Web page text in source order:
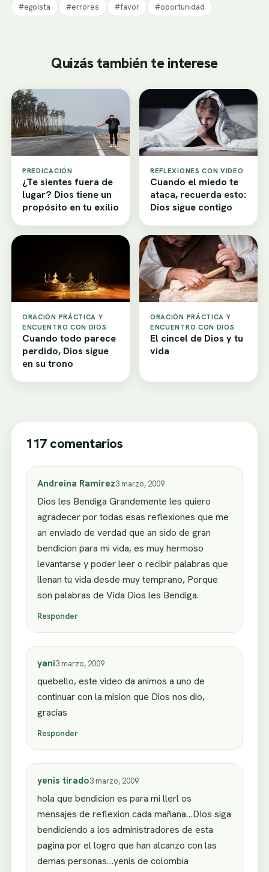
#egoísta #errores #favor #oportunidad
Quizás también te interese
PREDICACIÓN
¿Te sientes fuera de
lugar? Dios tiene un
propósito en tu exilio
REFLEXIONES CON VIDEO
Cuando el miedo te
ataca, recuerda esto:
Dios sigue contigo
ORACIÓN PRÁCTICA Y
ENCUENTRO CON DIOS
Cuando todo parece
perdido, Dios sigue
en su trono
ORACIÓN PRÁCTICA Y
ENCUENTRO CON DIOS
El cincel de Dios y tu
vida
117 comentarios
Andreina Ramirez3 marzo, 2009
Dios les Bendiga Grandemente les quiero
agradecer por todas esas reflexiones que me
an enviado de verdad que an sido de gran
bendicion para mi vida, es muy hermoso
levantarse y poder leer o recibir palabras que
llenan tu vida desde muy temprano, Porque
son palabras de Vida Dios les Bendiga.
Responder
yani3 marzo, 2009
quebello, este video da animos a uno de
continuar con la mision que Dios nos dio,
gracias
Responder
yenis tirado3 marzo, 2009
hola que bendicion es para mi llerl os
mensajes de reflexion cada mañana…DIos siga
bendiciendo a los administradores de esta
pagina por el logro que han alcanzo con las
demas personas…yenis de colombia